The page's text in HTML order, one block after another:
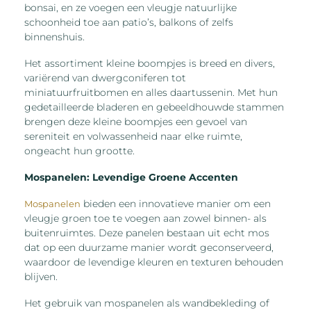
bonsai, en ze voegen een vleugje natuurlijke
schoonheid toe aan patio’s, balkons of zelfs
binnenshuis.
Het assortiment kleine boompjes is breed en divers,
variërend van dwergconiferen tot
miniatuurfruitbomen en alles daartussenin. Met hun
gedetailleerde bladeren en gebeeldhouwde stammen
brengen deze kleine boompjes een gevoel van
sereniteit en volwassenheid naar elke ruimte,
ongeacht hun grootte.
Mospanelen: Levendige Groene Accenten
Mospanelen bieden een innovatieve manier om een
vleugje groen toe te voegen aan zowel binnen- als
buitenruimtes. Deze panelen bestaan uit echt mos
dat op een duurzame manier wordt geconserveerd,
waardoor de levendige kleuren en texturen behouden
blijven.
Het gebruik van mospanelen als wandbekleding of